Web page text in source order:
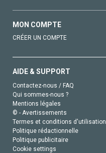
MON COMPTE
CRÉER UN COMPTE
AIDE & SUPPORT
Contactez-nous / FAQ
Qui sommes-nous ?
Mentions légales
© - Avertissements
Termes et conditions d'utilisation
Politique rédactionnelle
Politique publicitaire
Cookie settings